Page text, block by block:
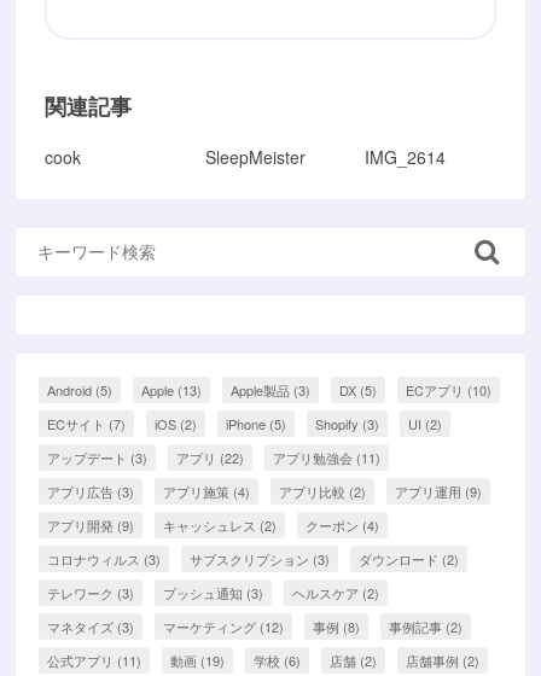
関連記事
cook SleepMeister IMG_2614
Android (5) Apple (13) Apple製品 (3) DX (5) ECアプリ (10)
ECサイト (7) iOS (2) iPhone (5) Shopify (3) UI (2)
アップデート (3) アプリ (22) アプリ勉強会 (11)
アプリ広告 (3) アプリ施策 (4) アプリ比較 (2) アプリ運用 (9)
アプリ開発 (9) キャッシュレス (2) クーポン (4)
コロナウィルス (3) サブスクリプション (3) ダウンロード (2)
テレワーク (3) プッシュ通知 (3) ヘルスケア (2)
マネタイズ (3) マーケティング (12) 事例 (8) 事例記事 (2)
公式アプリ (11) 動画 (19) 学校 (6) 店舗 (2) 店舗事例 (2)